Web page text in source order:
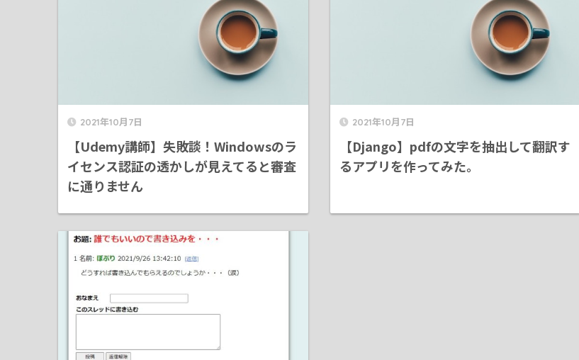
2021年10月7日
【Udemy講師】失敗談！Windowsのラ
イセンス認証の透かしが見えてると審査
に通りません
2021年10月7日
【Django】pdfの文字を抽出して翻訳す
るアプリを作ってみた。